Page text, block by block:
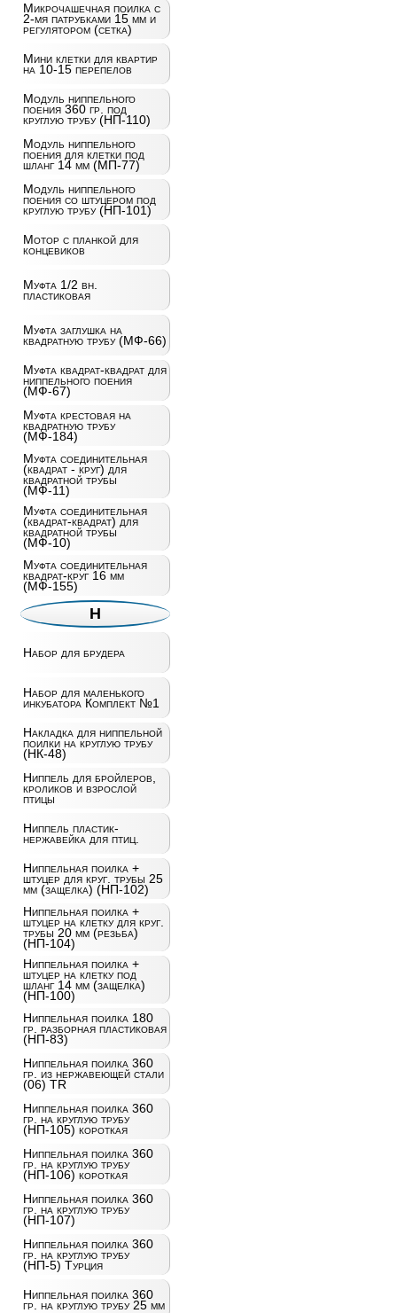
Микрочашечная поилка с
2-мя патрубками 15 мм и
регулятором (сетка)
Мини клетки для квартир
на 10-15 перепелов
Модуль ниппельного
поения 360 гр. под
круглую трубу (НП-110)
Модуль ниппельного
поения для клетки под
шланг 14 мм (МП-77)
Модуль ниппельного
поения со штуцером под
круглую трубу (НП-101)
Мотор с планкой для
концевиков
Муфта 1/2 вн.
пластиковая
Муфта заглушка на
квадратную трубу (МФ-66)
Муфта квадрат-квадрат для
ниппельного поения
(МФ-67)
Муфта крестовая на
квадратную трубу
(МФ-184)
Муфта соединительная
(квадрат - круг) для
квадратной трубы
(МФ-11)
Муфта соединительная
(квадрат-квадрат) для
квадратной трубы
(МФ-10)
Муфта соединительная
квадрат-круг 16 мм
(МФ-155)
Н
Набор для брудера
Набор для маленького
инкубатора Комплект №1
Накладка для ниппельной
поилки на круглую трубу
(НК-48)
Ниппель для бройлеров,
кроликов и взрослой
птицы
Ниппель пластик-
нержавейка для птиц.
Ниппельная поилка +
штуцер для круг. трубы 25
мм (защелка) (НП-102)
Ниппельная поилка +
штуцер на клетку для круг.
трубы 20 мм (резьба)
(НП-104)
Ниппельная поилка +
штуцер на клетку под
шланг 14 мм (защелка)
(НП-100)
Ниппельная поилка 180
гр. разборная пластиковая
(НП-83)
Ниппельная поилка 360
гр. из нержавеющей стали
(06) TR
Ниппельная поилка 360
гр. на круглую трубу
(НП-105) короткая
Ниппельная поилка 360
гр. на круглую трубу
(НП-106) короткая
Ниппельная поилка 360
гр. на круглую трубу
(НП-107)
Ниппельная поилка 360
гр. на круглую трубу
(НП-5) Турция
Ниппельная поилка 360
гр. на круглую трубу 25 мм